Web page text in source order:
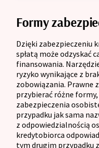
Formy
Dzięki zabezpieczeniu
spłatą może odzyskać
finansowania.
ryzyko wynikające z
zobowiązania. Prawne
przybierać różne
zabezpieczenia
przypadku jak sama
z odpowiedzialnością
kredytobiorca
tym drugim przypadku